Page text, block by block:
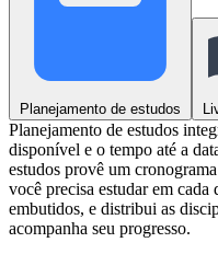
Planejamento de estudos
Planejamento de estudos
disponível e o tempo até a
estudos provê um
você precisa estudar em
embutidos, e distribui as
acompanha seu progresso.